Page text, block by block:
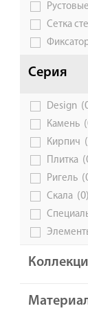
Сетка
Серия
Design
Камень
Кирпич
Плитка
Ригель
Скала (0)